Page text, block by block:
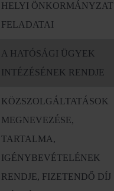
HELYI ÖNKORMÁNYZAT
FELADATAI
A HATÓSÁGI ÜGYEK
INTÉZÉSÉNEK RENDJE
KÖZSZOLGÁLTATÁSOK
MEGNEVEZÉSE,
TARTALMA,
IGÉNYBEVÉTELÉNEK
RENDJE, FIZETENDŐ DÍJ